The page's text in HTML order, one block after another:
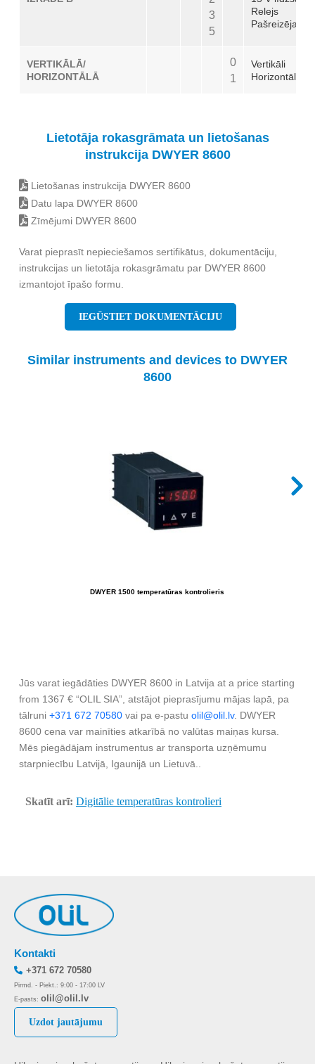
3
5
Relejs
Pašreizējais
VERTIKĀLĀ/
HORIZONTĀLĀ
0
1
Vertikāli
Horizontāli
Lietotāja rokasgrāmata un lietošanas
instrukcija DWYER 8600
Lietošanas instrukcija DWYER 8600
Datu lapa DWYER 8600
Zīmējumi DWYER 8600
Varat pieprasīt nepieciešamos sertifikātus, dokumentāciju,
instrukcijas un lietotāja rokasgrāmatu par DWYER 8600
izmantojot īpašo formu.
IEGŪSTIET DOKUMENTĀCIJU
Similar instruments and devices to DWYER
8600
DWYER 1500 temperatūras kontrolieris
Jūs varat iegādāties DWYER 8600 in Latvija at a price starting
from 1367 € “OLIL SIA”, atstājot pieprasījumu mājas lapā, pa
tālruni +371 672 70580 vai pa e-pastu olil@olil.lv. DWYER
8600 cena var mainīties atkarībā no valūtas maiņas kursa.
Mēs piegādājam instrumentus ar transporta uzņēmumu
starpniecību Latvijā, Igaunijā un Lietuvā..
Skatīt arī: Digitālie temperatūras kontrolieri
Kontakti
+371 672 70580
Pirmd. - Piekt.: 9:00 - 17:00 LV
E-pasts: olil@olil.lv
Uzdot jautājumu